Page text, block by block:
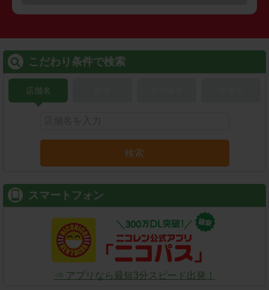
こだわり条件で検索
店舗名
検索
スマートフォン
⇒ アプリなら最短3分スピード出発！